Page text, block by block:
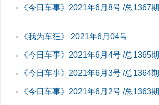
▪ 《今日车事》2021年6月8号 /总1367期
▪ 《我为车狂》 2021年6月04号
▪ 《今日车事》2021年6月4号 /总1365期
▪ 《今日车事》2021年6月3号 /总1364期
▪ 《今日车事》2021年6月2号 /总1363期